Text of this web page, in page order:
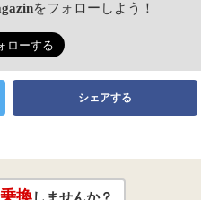
をフォローしよう！
シェアする